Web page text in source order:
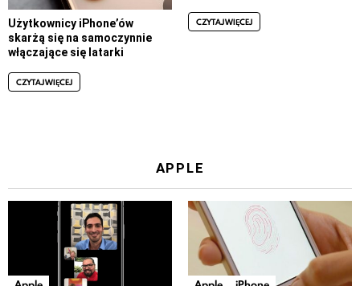
Użytkownicy iPhone’ów
skarżą się na samoczynnie
włączające się latarki
CZYTAJ WIĘCEJ
CZYTAJ WIĘCEJ
APPLE